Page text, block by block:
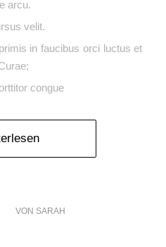
arcu.
velit.
in faucibus orci luctus et
congue
VON SARAH